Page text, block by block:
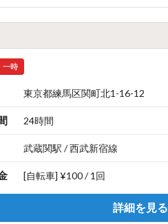
一時
東京都練馬区関町北1-16-12
24時間
武蔵関駅 / 西武新宿線
[自転車] ¥100 / 1回
詳細を見る